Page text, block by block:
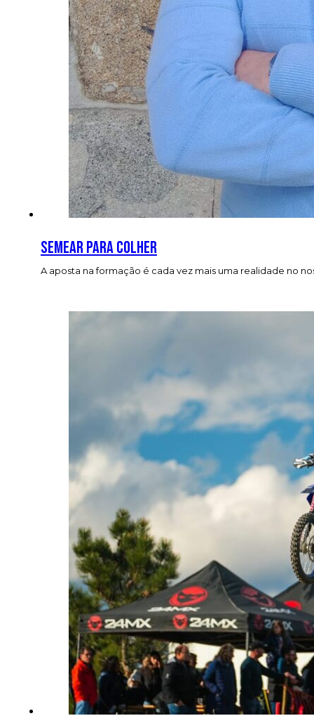
Semear para colher
A aposta na formação é cada vez mais uma realidade no